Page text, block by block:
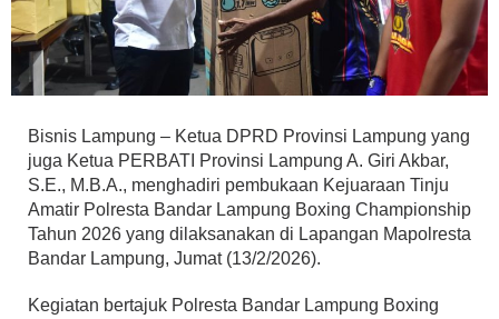
Bisnis Lampung – Ketua DPRD Provinsi Lampung yang
juga Ketua PERBATI Provinsi Lampung A. Giri Akbar,
S.E., M.B.A., menghadiri pembukaan Kejuaraan Tinju
Amatir Polresta Bandar Lampung Boxing Championship
Tahun 2026 yang dilaksanakan di Lapangan Mapolresta
Bandar Lampung, Jumat (13/2/2026).
Kegiatan bertajuk Polresta Bandar Lampung Boxing